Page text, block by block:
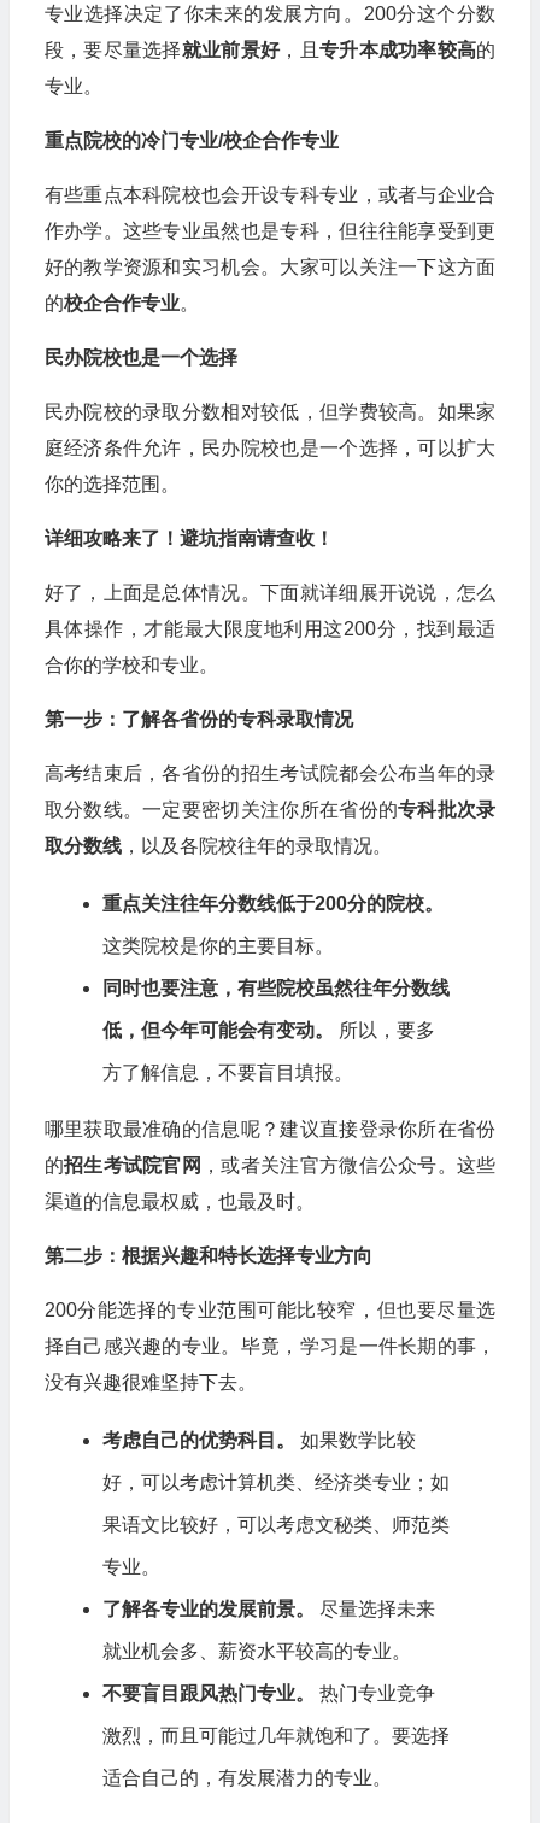
专业选择决定了你未来的发展方向。200分这个分数
段，要尽量选择就业前景好，且 专升本成功率较高的
专业。
重点院校的冷门专业/校企合作专业
有些重点本科院校也会开设专科专业，或者与企业合
作办学。这些专业虽然也是专科，但往往能享受到更
好的教学资源和实习机会。大家可以关注一下这方面
的校企合作专业。
民办院校也是一个选择
民办院校的录取分数相对较低，但学费较高。如果家
庭经济条件允许，民办院校也是一个选择，可以扩大
你的选择范围。
详细攻略来了！避坑指南请查收！
好了，上面是总体情况。下面就详细展开说说，怎么
具体操作，才能最大限度地利用这200分，找到最适
合你的学校和专业。
第一步：了解各省份的专科录取情况
高考结束后，各省份的招生考试院都会公布当年的录
取分数线。一定要密切关注你所在省份的专科批次录
取分数线，以及各院校往年的录取情况。
重点关注往年分数线低于200分的院校。
这类院校是你的主要目标。
同时也要注意，有些院校虽然往年分数线
低，但今年可能会有变动。 所以，要多
方了解信息，不要盲目填报。
哪里获取最准确的信息呢？建议直接登录你所在省份
的招生考试院官网 ，或者关注官方微信公众号。这些
渠道的信息最权威，也最及时。
第二步：根据兴趣和特长选择专业方向
200分能选择的专业范围可能比较窄，但也要尽量选
择自己感兴趣的专业。毕竟，学习是一件长期的事，
没有兴趣很难坚持下去。
考虑自己的优势科目。 如果数学比较
好，可以考虑计算机类、经济类专业；如
果语文比较好，可以考虑文秘类、师范类
专业。
了解各专业的发展前景。 尽量选择未来
就业机会多、薪资水平较高的专业。
不要盲目跟风热门专业。 热门专业竞争
激烈，而且可能过几年就饱和了。要选择
适合自己的，有发展潜力的专业。